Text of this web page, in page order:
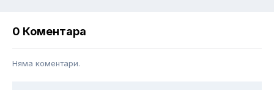
0 Коментара
Няма коментари.